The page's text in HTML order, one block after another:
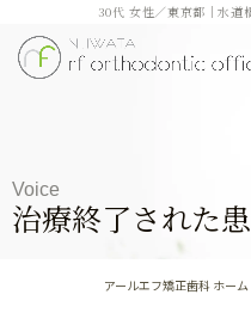
30代 女性／東京都｜水道
Voice
治療終了された
アールエフ矯正歯科 ホーム